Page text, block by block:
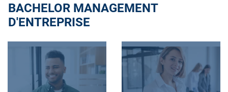
BACHELOR MANAGEMENT
D'ENTREPRISE